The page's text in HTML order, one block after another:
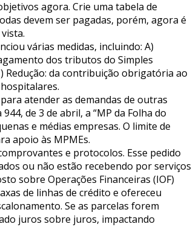
agora. Crie uma tabela de
devem ser pagadas, porém, agora é
várias medidas, incluindo: A)
dos tributos do Simples
Redução: da contribuição obrigatória ao
atender as demandas de outras
de 3 de abril, a “MP da Folha do
e médias empresas. O limite de
apoio às MPMEs.
e protocolos. Esse pedido
ou não estão recebendo por serviços
sobre Operações Financeiras (IOF)
de linhas de crédito e ofereceu
Se as parcelas forem
juros sobre juros, impactando